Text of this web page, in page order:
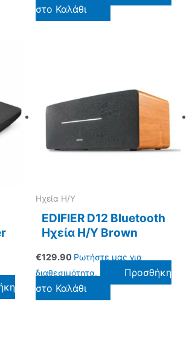
στο Καλάθι
Ηχεία Η/Υ
EDIFIER D12 Bluetooth
Ηχεία Η/Υ Brown
€129.90 Ρωτήστε μας για
διαθεσιμότητα.
Προσθήκη
στο Καλάθι